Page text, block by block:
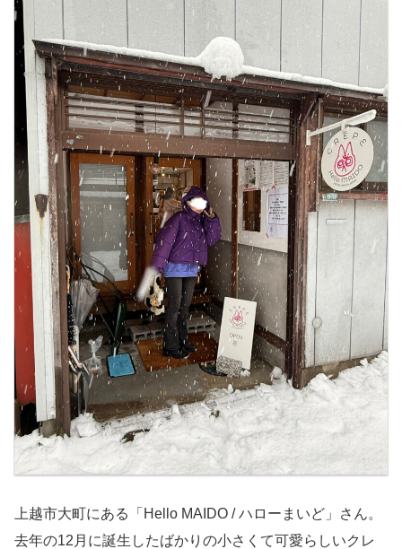
上越市大町にある「Hello MAIDO / ハローまいど」さん。
去年の12月に誕生したばかりの小さくて可愛らしいクレ